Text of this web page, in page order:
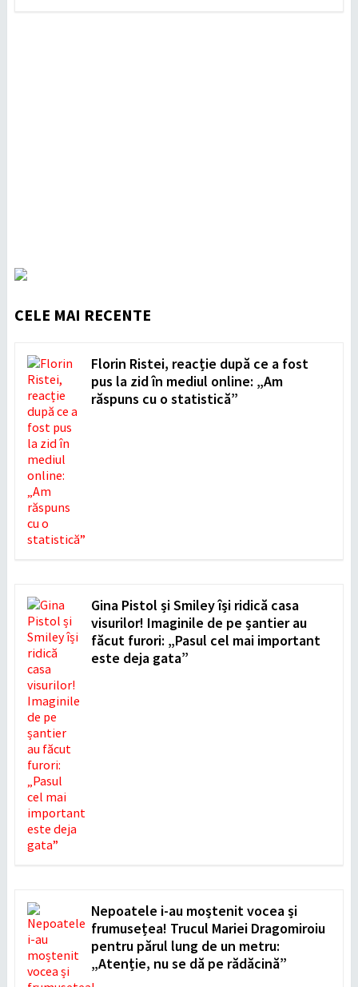
CELE MAI RECENTE
Florin Ristei, reacție după ce a fost
pus la zid în mediul online: „Am
răspuns cu o statistică”
Gina Pistol și Smiley își ridică casa
visurilor! Imaginile de pe șantier au
făcut furori: „Pasul cel mai important
este deja gata”
Nepoatele i-au moștenit vocea și
frumusețea! Trucul Mariei Dragomiroiu
pentru părul lung de un metru:
„Atenție, nu se dă pe rădăcină”